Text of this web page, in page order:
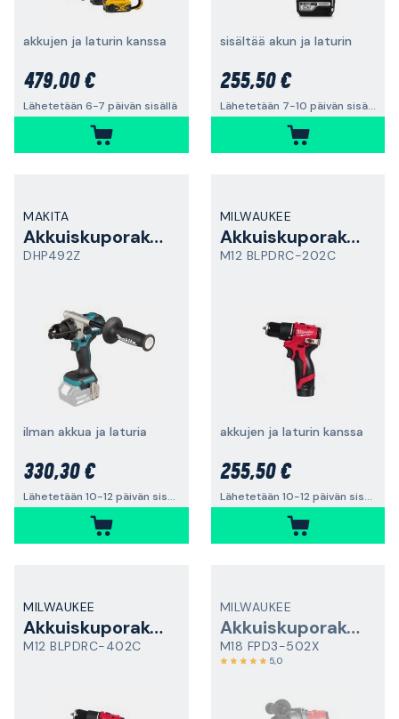
akkujen ja laturin kanssa
479,00 €
Lähetetään 6-7 päivän sisällä
sisältää akun ja laturin
255,50 €
Lähetetään 7-10 päivän sisällä
MAKITA
Akkuiskuporakone
DHP492Z
ilman akkua ja laturia
330,30 €
Lähetetään 10-12 päivän sisällä
MILWAUKEE
Akkuiskuporakone
M12 BLPDRC-202C
akkujen ja laturin kanssa
255,50 €
Lähetetään 10-12 päivän sisällä
MILWAUKEE
Akkuiskuporakone
M12 BLPDRC-402C
MILWAUKEE
Akkuiskuporakone
M18 FPD3-502X
5,0